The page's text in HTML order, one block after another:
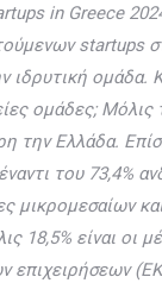
in Greece
startups
ιδρυτική ομάδα.
ομάδες; Μόλις
την Ελλάδα.
του 73,4%
μικρομεσαίων
18,5% είναι οι
επιχειρήσεων